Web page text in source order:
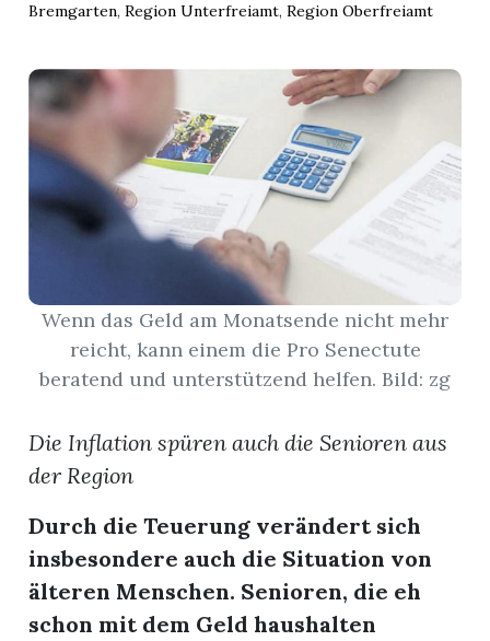
Paper
Newsletter
App
Bremgarten,Region Unterfreiamt,Region Oberfreiamt
Wenn das Geld am Monatsende nicht mehr
reicht, kann einem die Pro Senectute
beratend und unterstützend helfen. Bild: zg
Die Inflation spüren auch die Senioren aus
der Region
Durch die Teuerung verändert sich
insbesondere auch die Situation von
älteren Menschen. Senioren, die eh
schon mit dem Geld haushalten